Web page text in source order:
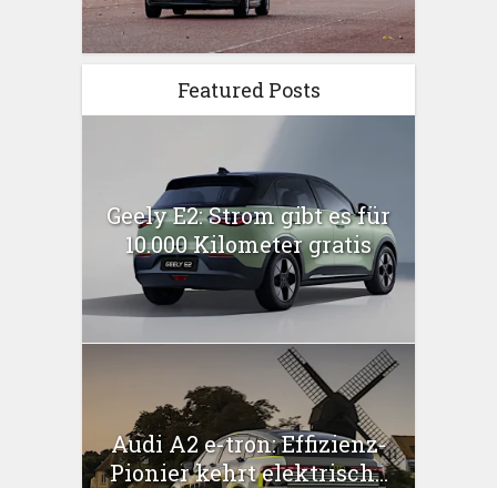
Featured Posts
Geely E2: Strom gibt es für
10.000 Kilometer gratis
Audi A2 e-tron: Effizienz-
Pionier kehrt elektrisch...